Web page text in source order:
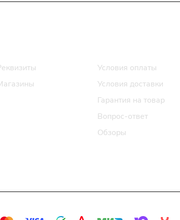
Условия оплаты
Условия доставки
Гарантия на товар
Вопрос-ответ
Обзоры